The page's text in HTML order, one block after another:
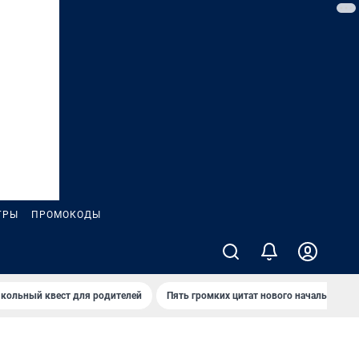
ПРОМОКОДЫ
квест для родителей Пять громких цитат нового начальника